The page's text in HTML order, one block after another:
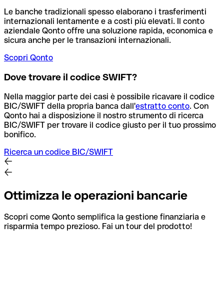
Le banche tradizionali spesso elaborano i trasferimenti
internazionali lentamente e a costi più elevati. Il conto
aziendale Qonto offre una soluzione rapida, economica e
sicura anche per le transazioni internazionali.
Scopri Qonto
Dove trovare il codice SWIFT?
Nella maggior parte dei casi è possibile ricavare il codice
BIC/SWIFT della propria banca dall'estratto conto. Con
Qonto hai a disposizione il nostro strumento di ricerca
BIC/SWIFT per trovare il codice giusto per il tuo prossimo
bonifico.
Ricerca un codice BIC/SWIFT
Ottimizza le operazioni bancarie
Scopri come Qonto semplifica la gestione finanziaria e
risparmia tempo prezioso. Fai un tour del prodotto!